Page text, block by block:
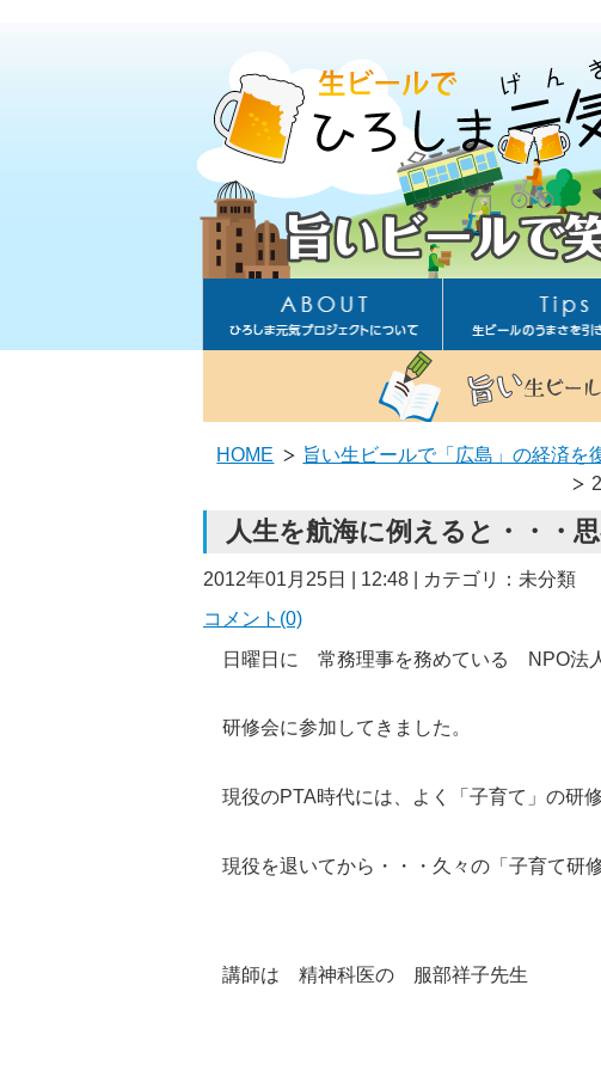
ビールスタンドコンセプト
マスター重富の想い・メッセージ
広島を元気にする生ビールとは
ガス圧の調
うまい！注
ジョッキの洗
ビール回路の
HOME
旨い生ビールで「広島」の経済を
人生を航海に例えると・・・
2012年01月25日 | 12:48 | カテゴリ：未分類
コメント(0)
日曜日に 常務理事を務めている NPO法
研修会に参加してきました。
現役のPTA時代には、よく「子育て」の研
現役を退いてから・・・久々の「子育て研
講師は 精神科医の 服部祥子先生